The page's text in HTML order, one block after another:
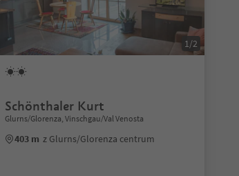
1/2
Schönthaler Kurt
Glurns/Glorenza, Vinschgau/Val Venosta
403 m z Glurns/Glorenza centrum